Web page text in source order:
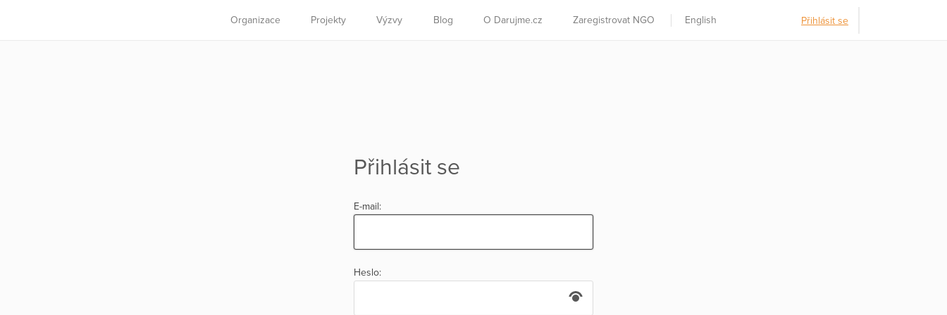
Organizace Projekty Výzvy Blog O Darujme.cz Zaregistrovat NGO English Přihlásit se
Přihlásit se
E-mail:
Heslo: